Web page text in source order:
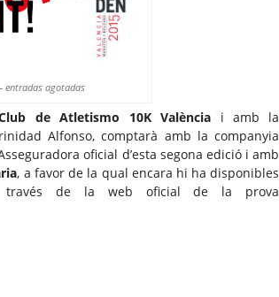
entradas agotadas
de Atletismo 10K València i amb la
Alfonso, comptarà amb la companyia
oficial d’esta segona edició i amb
, a favor de la qual encara hi ha disponibles
través de la web oficial de la prova